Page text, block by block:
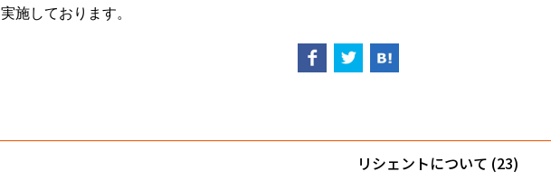
実施しております。
リシェントについて (23)